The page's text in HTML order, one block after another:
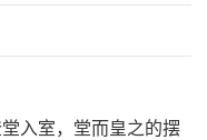
入室，堂而皇之的摆